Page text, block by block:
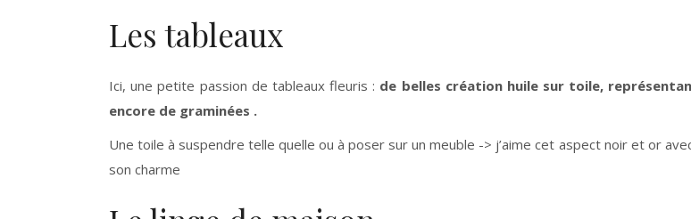
Les tableaux
Ici, une petite passion de tableaux fleuris : de belles création huile sur toile,
encore de graminées .
Une toile à suspendre telle quelle ou à poser sur un meuble -> j’aime cet aspect noir et or
son charme